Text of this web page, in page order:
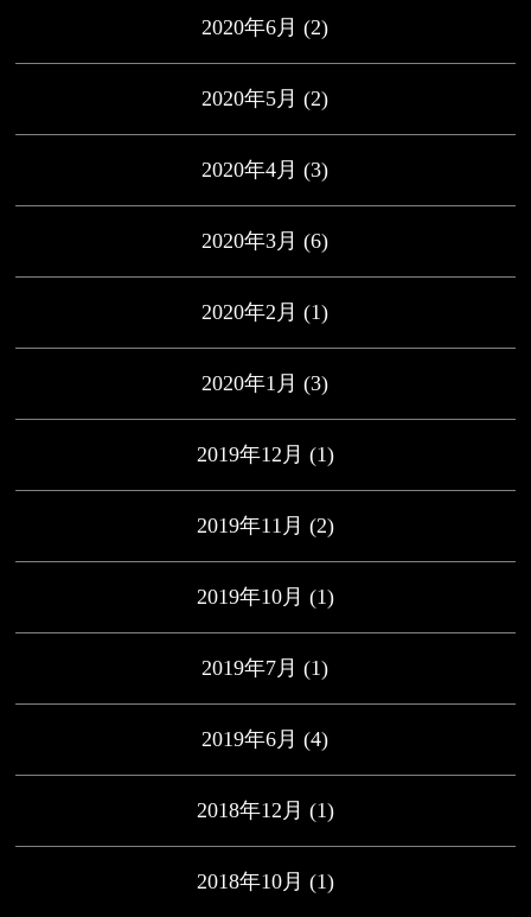
2020年6月 (2)
2020年5月 (2)
2020年4月 (3)
2020年3月 (6)
2020年2月 (1)
2020年1月 (3)
2019年12月 (1)
2019年11月 (2)
2019年10月 (1)
2019年7月 (1)
2019年6月 (4)
2018年12月 (1)
2018年10月 (1)